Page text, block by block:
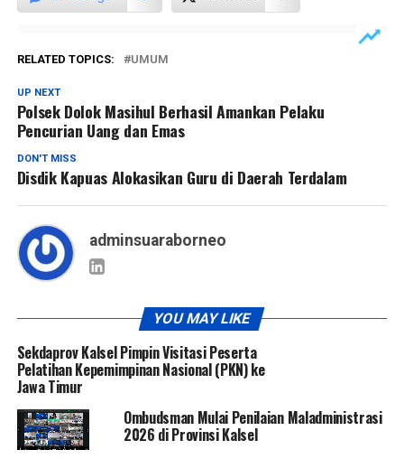
RELATED TOPICS: UMUM
UP NEXT
Polsek Dolok Masihul Berhasil Amankan Pelaku
Pencurian Uang dan Emas
DON'T MISS
Disdik Kapuas Alokasikan Guru di Daerah Terdalam
adminsuaraborneo
YOU MAY LIKE
Sekdaprov Kalsel Pimpin Visitasi Peserta
Pelatihan Kepemimpinan Nasional (PKN) ke
Jawa Timur
Ombudsman Mulai Penilaian Maladministrasi
2026 di Provinsi Kalsel